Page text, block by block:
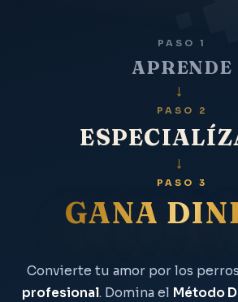
PASO 1
APRENDE
→
PASO 2
→
PASO 3
GANA
Convierte tu amor por los
profesional. Domina el Método